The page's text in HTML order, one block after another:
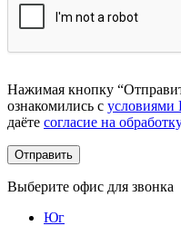
Нажимая кнопку
ознакомились с условиями
даёте согласие на
Выберите офис для звонка
Юг